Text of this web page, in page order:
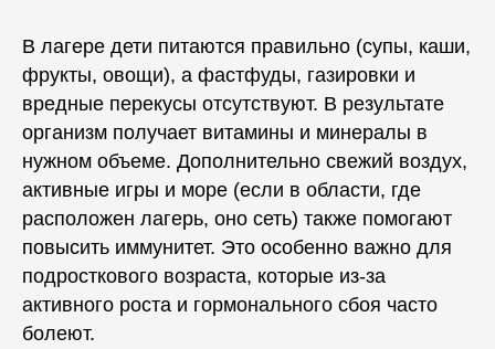
В лагере дети питаются правильно (супы, каши,
фрукты, овощи), а фастфуды, газировки и
вредные перекусы отсутствуют. В результате
организм получает витамины и минералы в
нужном объеме. Дополнительно свежий воздух,
активные игры и море (если в области, где
расположен лагерь, оно сеть) также помогают
повысить иммунитет. Это особенно важно для
подросткового возраста, которые из-за
активного роста и гормонального сбоя часто
болеют.